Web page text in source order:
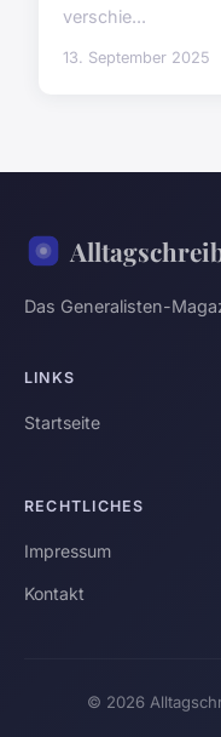
verschie...
13. September 2025
Das Generalisten-
LINKS
Startseite
RECHTLICHES
Impressum
Kontakt
© 2026